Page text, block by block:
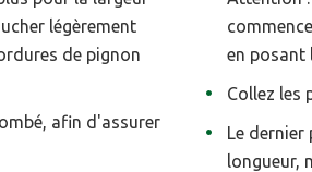
légèrement
de pignon
afin d'assurer
en posant
Collez les
Le dernier
longueur,